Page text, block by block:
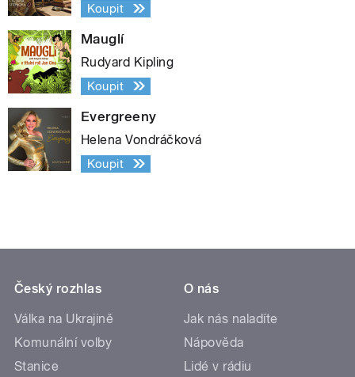
Koupit
Mauglí
Rudyard Kipling
Koupit
Evergreeny
Helena Vondráčková
Koupit
Český rozhlas
Válka na Ukrajině
Komunální volby
Stanice
O nás
Jak nás naladíte
Nápověda
Lidé v rádiu